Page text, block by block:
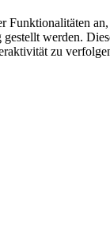
Funktionalitäten
werden.
zu